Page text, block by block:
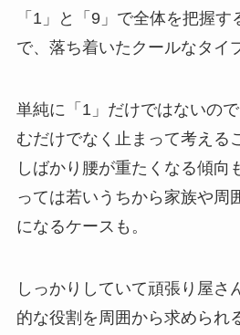
「1」と「9」で全体を把握
で、落ち着いたクールなタイ
単純に「1」だけではないの
むだけでなく止まって考える
しばかり腰が重たくなる傾向
っては若いうちから家族や周
になるケースも。
しっかりしていて頑張り屋さ
的な役割を周囲から求められ